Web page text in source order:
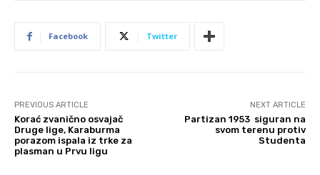
Facebook Twitter
PREVIOUS ARTICLE
Korać zvanično osvajač
Druge lige, Karaburma
porazom ispala iz trke za
plasman u Prvu ligu
NEXT ARTICLE
Partizan 1953 siguran na
svom terenu protiv
Studenta